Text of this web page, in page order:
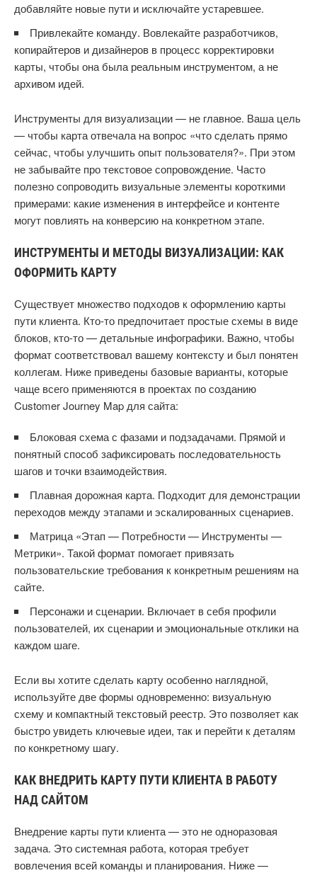
добавляйте новые пути и исключайте устаревшее.
Привлекайте команду. Вовлекайте разработчиков,
копирайтеров и дизайнеров в процесс корректировки
карты, чтобы она была реальным инструментом, а не
архивом идей.
Инструменты для визуализации — не главное. Ваша цель
— чтобы карта отвечала на вопрос «что сделать прямо
сейчас, чтобы улучшить опыт пользователя?». При этом
не забывайте про текстовое сопровождение. Часто
полезно сопроводить визуальные элементы короткими
примерами: какие изменения в интерфейсе и контенте
могут повлиять на конверсию на конкретном этапе.
ИНСТРУМЕНТЫ И МЕТОДЫ ВИЗУАЛИЗАЦИИ: КАК
ОФОРМИТЬ КАРТУ
Существует множество подходов к оформлению карты
пути клиента. Кто-то предпочитает простые схемы в виде
блоков, кто-то — детальные инфографики. Важно, чтобы
формат соответствовал вашему контексту и был понятен
коллегам. Ниже приведены базовые варианты, которые
чаще всего применяются в проектах по созданию
Customer Journey Map для сайта:
Блоковая схема с фазами и подзадачами. Прямой и
понятный способ зафиксировать последовательность
шагов и точки взаимодействия.
Плавная дорожная карта. Подходит для демонстрации
переходов между этапами и эскалированных сценариев.
Матрица «Этап — Потребности — Инструменты —
Метрики». Такой формат помогает привязать
пользовательские требования к конкретным решениям на
сайте.
Персонажи и сценарии. Включает в себя профили
пользователей, их сценарии и эмоциональные отклики на
каждом шаге.
Если вы хотите сделать карту особенно наглядной,
используйте две формы одновременно: визуальную
схему и компактный текстовый реестр. Это позволяет как
быстро увидеть ключевые идеи, так и перейти к деталям
по конкретному шагу.
КАК ВНЕДРИТЬ КАРТУ ПУТИ КЛИЕНТА В РАБОТУ
НАД САЙТОМ
Внедрение карты пути клиента — это не одноразовая
задача. Это системная работа, которая требует
вовлечения всей команды и планирования. Ниже —